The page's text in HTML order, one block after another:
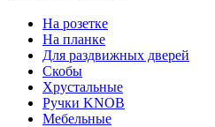
На розетке
На планке
Для раздвижных дверей
Скобы
Хрустальные
Ручки KNOB
Мебельные